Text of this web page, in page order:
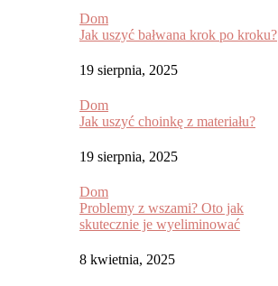
Dom
Jak uszyć bałwana krok po kroku?
19 sierpnia, 2025
Dom
Jak uszyć choinkę z materiału?
19 sierpnia, 2025
Dom
Problemy z wszami? Oto jak
skutecznie je wyeliminować
8 kwietnia, 2025